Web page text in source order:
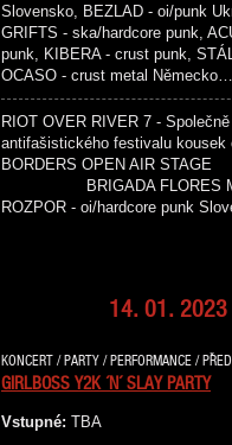
Slovensko, BEZLAD - oi/punk
GRIFTS - ska/hardcore punk,
punk, KIBERA - crust punk,
OCASO - crust metal Německo…
RIOT OVER RIVER 7 -
antifašistického festivalu
BORDERS OPEN AIR STAGE
BRIGADA FLORES
ROZPOR - oi/hardcore
14. 01. 2023
KONCERT / PARTY / PERFORMANCE /
GIRLBOSS Y2K ´N´ SLAY PARTY
Vstupné: TBA